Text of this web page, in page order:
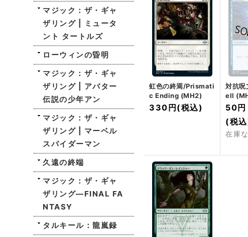
マジック：ザ・ギャ
ザリング | ミュータ
ント タートルズ
ローウィンの昏明
マジック：ザ・ギャ
ザリング | アバター
伝説の少年アン
マジック：ザ・ギャ
ザリング | マーベル
スパイダーマン
久遠の終端
マジック：ザ・ギャ
ザリング—FINAL FA
NTASY
タルキール：龍嵐録
虹色の終焉/Prismati
c Ending (MH2)
330円 (税込)
対抗
ell
50円
(税
在庫